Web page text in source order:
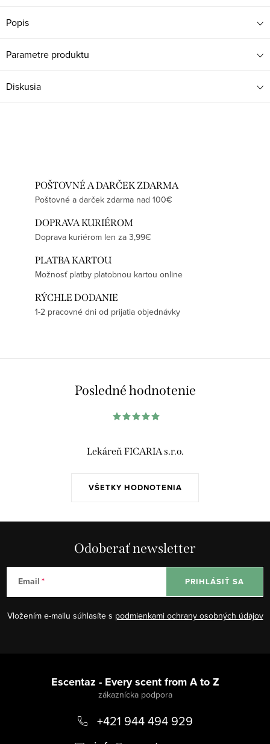
Popis
Parametre produktu
Diskusia
POŠTOVNÉ A DARČEK ZDARMA
Poštovné a darček zdarma nad 100€
DOPRAVA KURIÉROM
Doprava kuriérom len za 3,99€
PLATBA KARTOU
Možnosť platby platobnou kartou online
RÝCHLE DODANIE
1-2 pracovné dni od prijatia objednávky
Posledné hodnotenie
VŠETKY HODNOTENIA
Lekáreň FICARIA s.r.o.
Odoberať newsletter
Email
Vložením e-mailu súhlasíte s podmienkami ochrany osobných údajov
PRIHLÁSIŤ SA
Escentaz - Every scent from A to Z
+421 944 494 929